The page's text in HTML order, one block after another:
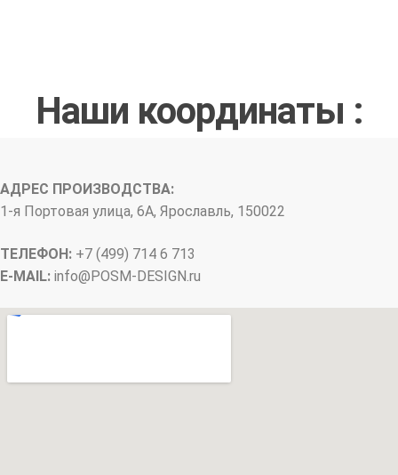
Наши координаты :
АДРЕС ПРОИЗВОДСТВА:
1-я Портовая улица, 6А, Ярославль, 150022
ТЕЛЕФОН: +7 (499) 714 6 713
E-MAIL: info@POSM-DESIGN .ru